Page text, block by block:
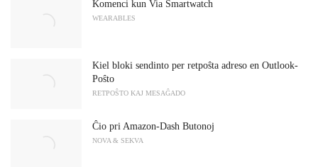
Komenci kun Via Smartwatch
WEARABLES
Kiel bloki sendinto per retpoŝta adreso en Outlook-
Poŝto
RETPOŜTO KAJ MESAĜADO
Ĉio pri Amazon-Dash Butonoj
NOVA & SEKVA